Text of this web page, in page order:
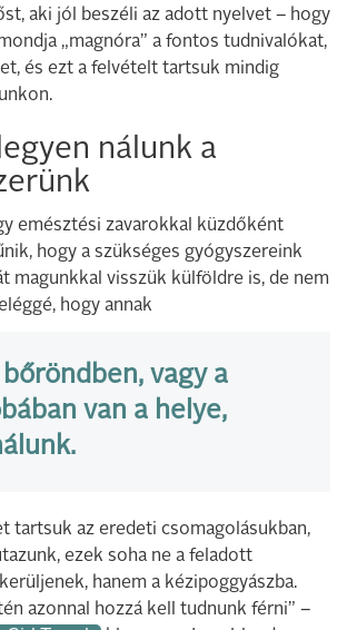
aki jól beszéli az adott nyelvet – hogy
„magnóra” a fontos tudnivalókat,
és ezt a felvételt tartsuk mindig
nálunk a
emésztési zavarokkal küzdőként
hogy a szükséges gyógyszereink
magunkkal visszük külföldre is, de nem
hogy annak
vagy a
van a helye,
tartsuk az eredeti csomagolásukban,
ezek soha ne a feladott
hanem a kézipoggyászba.
azonnal hozzá kell tudnunk férni” –